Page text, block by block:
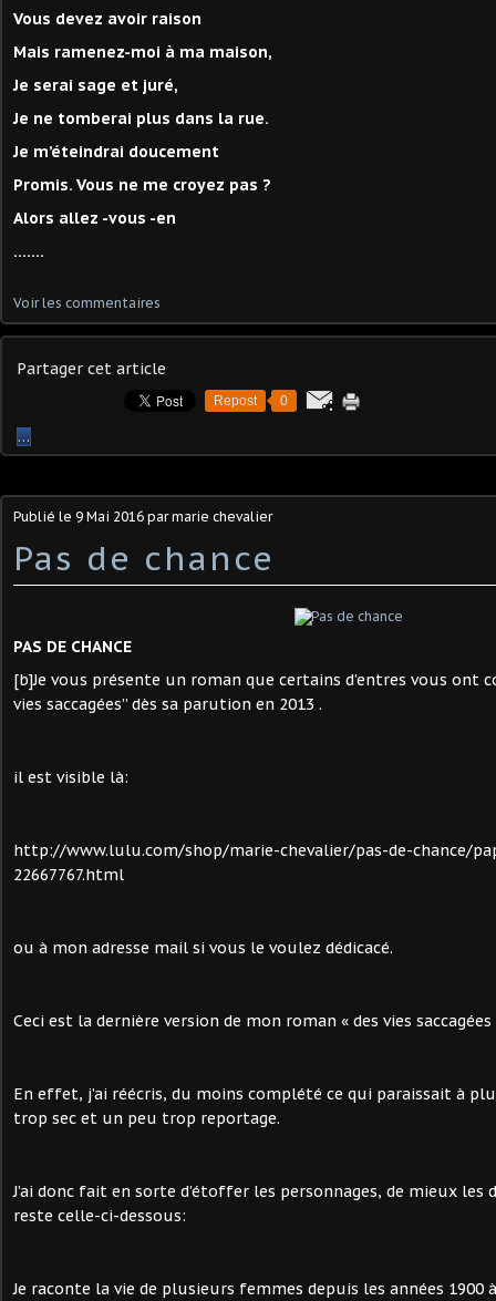
Vous devez avoir raison
Mais ramenez-moi à ma maison,
Je serai sage et juré,
Je ne tomberai plus dans la rue.
Je m’éteindrai doucement
Promis. Vous ne me croyez pas ?
Alors allez -vous -en
…….
Voir les commentaires
Partager cet article
Repost 0
…
Publié le 9 Mai 2016 par marie chevalier
Pas de chance
PAS DE CHANCE
[b]Je vous présente un roman que certains d’entres vous ont
vies saccagées” dès sa parution en 2013 .
il est visible là:
http://www.lulu.com/shop/marie-chevalier/pas-de-chance/
22667767.html
ou à mon adresse mail si vous le voulez dédicacé.
Ceci est la dernière version de mon roman « des vies saccagées
En effet, j’ai réécris, du moins complété ce qui paraissait à
trop sec et un peu trop reportage.
J’ai donc fait en sorte d’étoffer les personnages, de mieux les
reste celle-ci-dessous:
Je raconte la vie de plusieurs femmes depuis les années 1900